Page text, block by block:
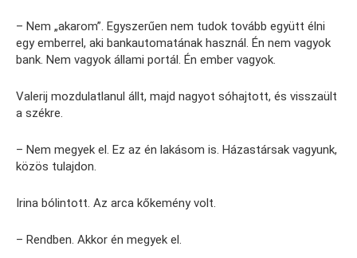
– Nem „akarom”. Egyszerűen nem tudok tovább együtt élni
egy emberrel, aki bankautomatának használ. Én nem vagyok
bank. Nem vagyok állami portál. Én ember vagyok.
Valerij mozdulatlanul állt, majd nagyot sóhajtott, és visszaült
a székre.
– Nem megyek el. Ez az én lakásom is. Házastársak vagyunk,
közös tulajdon.
Irina bólintott. Az arca kőkemény volt.
– Rendben. Akkor én megyek el.